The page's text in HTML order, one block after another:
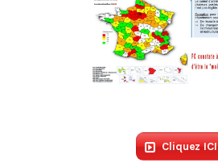
9 juillet 2026
Communiqué FORTES CHALEURS
Congé supplémentaire de naissance
Cliquez ICI